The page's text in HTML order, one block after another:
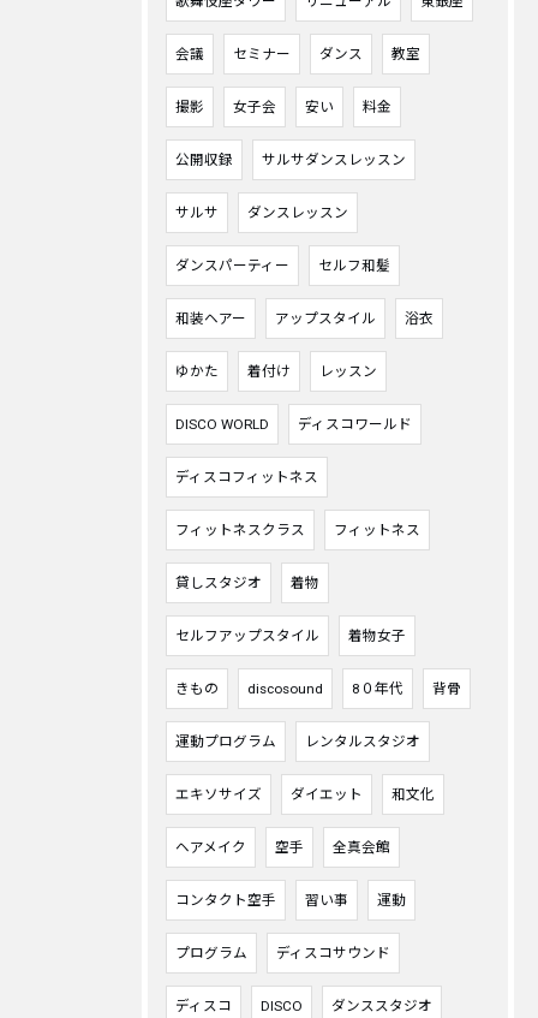
会議 セミナー ダンス 教室
撮影 女子会 安い 料金
公開収録 サルサダンスレッスン
サルサ ダンスレッスン
ダンスパーティー セルフ和髪
和装ヘアー アップスタイル 浴衣
ゆかた 着付け レッスン
DISCO WORLD ディスコワールド
ディスコフィットネス
フィットネスクラス フィットネス
貸しスタジオ 着物
セルフアップスタイル 着物女子
きもの discosound 8０年代 背骨
運動プログラム レンタルスタジオ
エキソサイズ ダイエット 和文化
ヘアメイク 空手 全真会館
コンタクト空手 習い事 運動
プログラム ディスコサウンド
ディスコ DISCO ダンススタジオ